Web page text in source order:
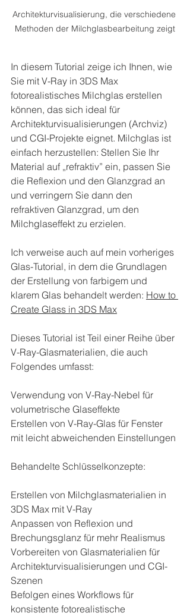
Architekturvisualisierung, die verschiedene
Methoden der Milchglasbearbeitung zeigt
In diesem Tutorial zeige ich Ihnen, wie
Sie mit V-Ray in 3DS Max
fotorealistisches Milchglas erstellen
können, das sich ideal für
Architekturvisualisierungen (Archviz)
und CGI-Projekte eignet. Milchglas ist
einfach herzustellen: Stellen Sie Ihr
Material auf „refraktiv” ein, passen Sie
die Reflexion und den Glanzgrad an
und verringern Sie dann den
refraktiven Glanzgrad, um den
Milchglaseffekt zu erzielen.
Ich verweise auch auf mein vorheriges
Glas-Tutorial, in dem die Grundlagen
der Erstellung von farbigem und
klarem Glas behandelt werden: How to
Create Glass in 3DS Max
Dieses Tutorial ist Teil einer Reihe über
V-Ray-Glasmaterialien, die auch
Folgendes umfasst:
Verwendung von V-Ray-Nebel für
volumetrische Glaseffekte
Erstellen von V-Ray-Glas für Fenster
mit leicht abweichenden Einstellungen
Behandelte Schlüsselkonzepte:
Erstellen von Milchglasmaterialien in
3DS Max mit V-Ray
Anpassen von Reflexion und
Brechungsglanz für mehr Realismus
Vorbereiten von Glasmaterialien für
Architekturvisualisierungen und CGI-
Szenen
Befolgen eines Workflows für
konsistente fotorealistische